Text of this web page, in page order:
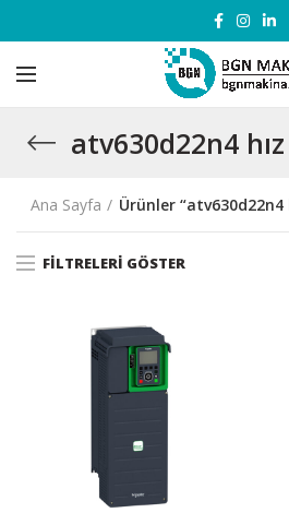
atv630d22n4 hız
Ana Sayfa Ürünler
FILTRELERI GÖSTER